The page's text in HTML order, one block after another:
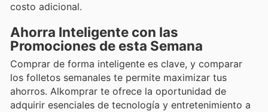
costo adicional.
Ahorra Inteligente con las
Promociones de esta Semana
Comprar de forma inteligente es clave, y comparar
los folletos semanales te permite maximizar tus
ahorros. Alkomprar te ofrece la oportunidad de
adquirir esenciales de tecnología y entretenimiento a